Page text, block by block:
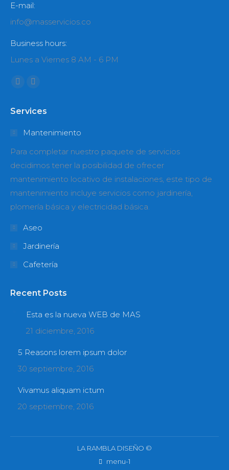
E-mail:
info@masservicios.co
Business hours:
Lunes a Viernes 8 AM - 6 PM
Encuéntranos en:
Facebook
opens
window
Instagram
opens
window
Services
Mantenimiento
Para completar nuestro paquete de servicios
decidimos tener la posibilidad de ofrecer
mantenimiento locativo de instalaciones, este tipo de
mantenimiento incluye servicios como jardinería,
plomería básica y electricidad básica.
Aseo
Jardinería
Cafetería
Recent Posts
Esta es la nueva WEB de MAS
21 diciembre, 2016
5 Reasons lorem ipsum dolor
30 septiembre, 2016
Vivamus aliquam ictum
20 septiembre, 2016
LA RAMBLA DISEÑO ©
menu-1